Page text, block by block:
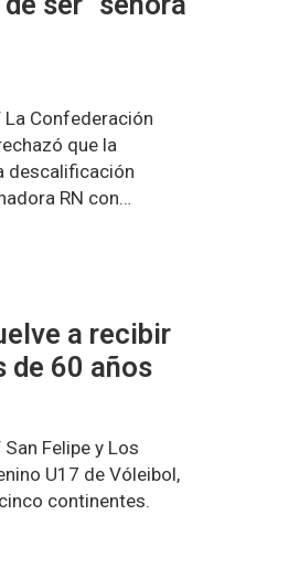
Confederación
que la
descalificación
RN con…
a recibir
de 60 años
Felipe y Los
U17 de Vóleibol,
continentes.